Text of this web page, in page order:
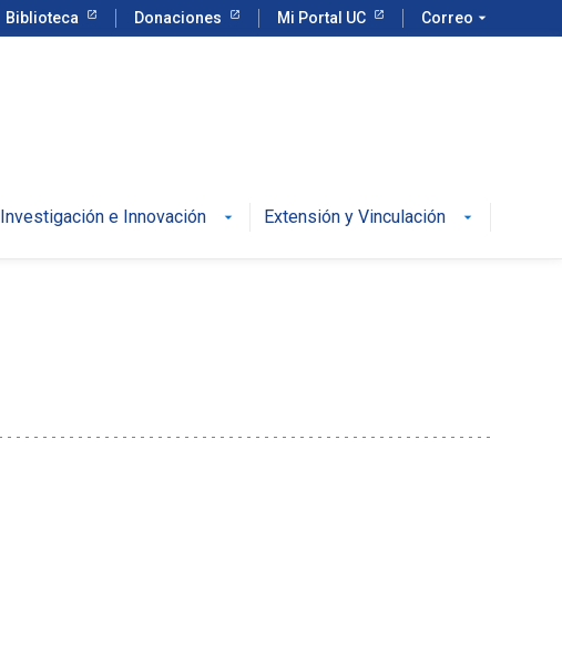
Biblioteca Donaciones Mi Portal UC Correo arrow_drop_down
Investigación e Innovación Extensión y Vinculación